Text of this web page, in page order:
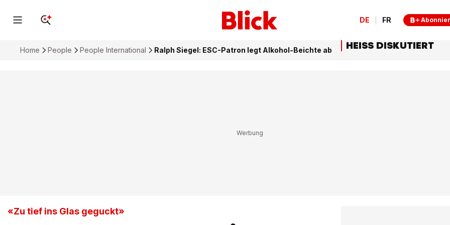
DE FR
Home People People International Ralph Siegel: ESC-Patron legt Alkohol-Beichte ab
«Zu tief ins Glas geguckt»
HEISS DISKUTIERT